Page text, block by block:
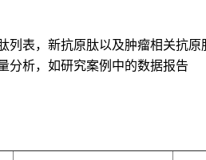
列表，新抗原肽以及肿瘤相关抗原
分析，如研究案例中的数据报告